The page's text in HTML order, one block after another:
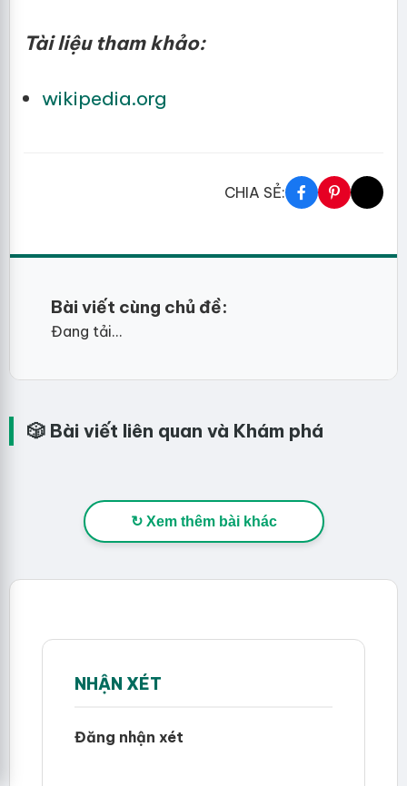
Tài liệu tham khảo:
wikipedia.org
CHIA SẺ:
Bài viết cùng chủ đề:
Đang tải...
🎲 Bài viết liên quan và Khám phá
↻ Xem thêm bài khác
NHẬN XÉT
Đăng nhận xét